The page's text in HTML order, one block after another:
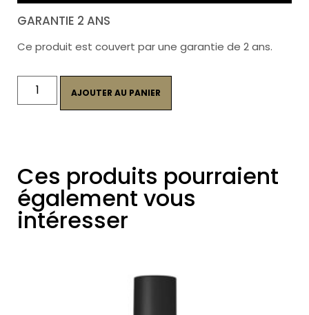
GARANTIE 2 ANS
Ce produit est couvert par une garantie de 2 ans.
AJOUTER AU PANIER
Ces produits pourraient
également vous
intéresser